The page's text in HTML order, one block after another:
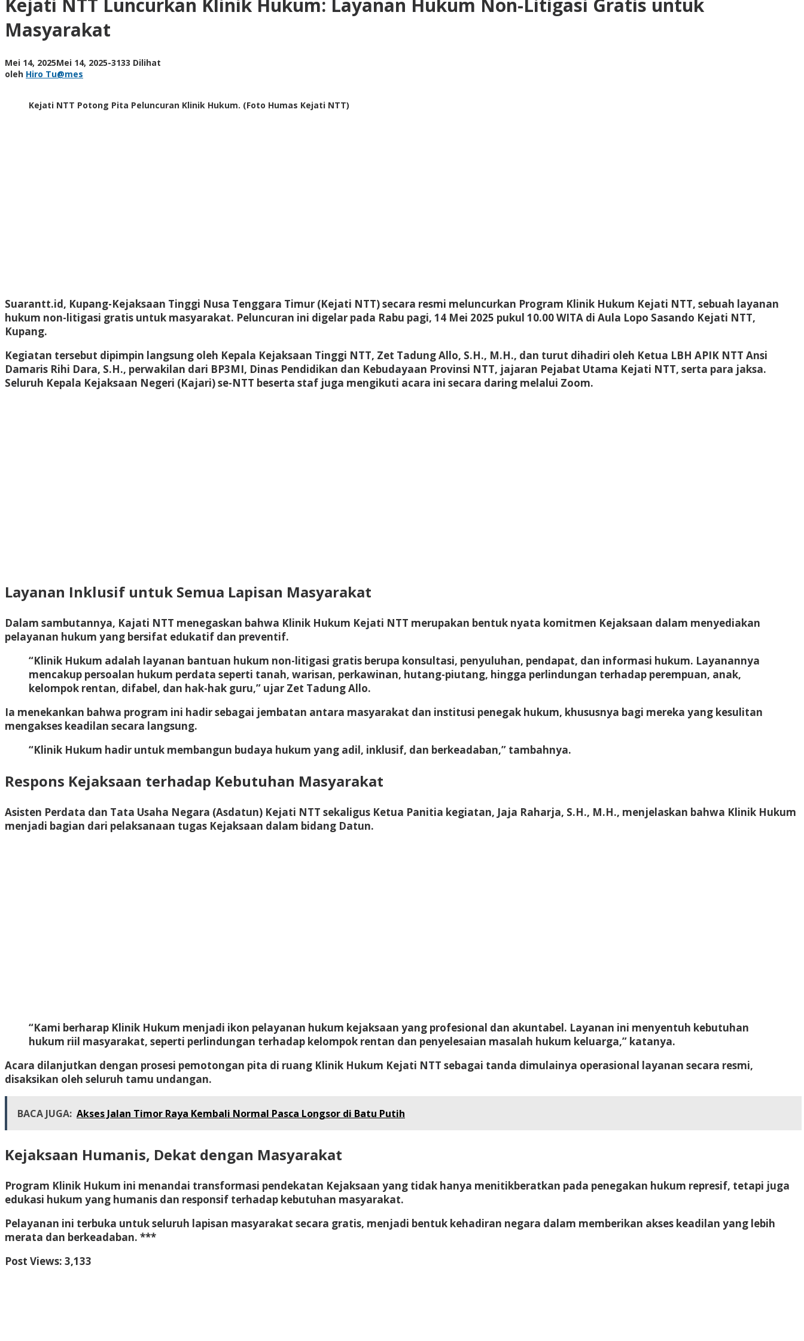
Hukum:
Hukum
Non-
Gratis
Kejati NTT Luncurkan Klinik Hukum: Layanan Hukum Non-Litigasi Gratis untuk
Masyarakat
Mei 14, 2025Mei 14, 2025oleh
-3133 Dilihat
oleh Hiro Tu@mes
Kejati NTT Potong Pita Peluncuran Klinik Hukum. (Foto Humas Kejati NTT)
Suarantt.id, Kupang-Kejaksaan Tinggi Nusa Tenggara Timur (Kejati NTT) secara resmi meluncurkan Program Klinik Hukum Kejati NTT, sebuah layanan
hukum non-litigasi gratis untuk masyarakat. Peluncuran ini digelar pada Rabu pagi, 14 Mei 2025 pukul 10.00 WITA di Aula Lopo Sasando Kejati NTT,
Kupang.
Kegiatan tersebut dipimpin langsung oleh Kepala Kejaksaan Tinggi NTT, Zet Tadung Allo, S.H., M.H., dan turut dihadiri oleh Ketua LBH APIK NTT Ansi
Damaris Rihi Dara, S.H., perwakilan dari BP3MI, Dinas Pendidikan dan Kebudayaan Provinsi NTT, jajaran Pejabat Utama Kejati NTT, serta para jaksa.
Seluruh Kepala Kejaksaan Negeri (Kajari) se-NTT beserta staf juga mengikuti acara ini secara daring melalui Zoom.
Layanan Inklusif untuk Semua Lapisan Masyarakat
Dalam sambutannya, Kajati NTT menegaskan bahwa Klinik Hukum Kejati NTT merupakan bentuk nyata komitmen Kejaksaan dalam menyediakan
pelayanan hukum yang bersifat edukatif dan preventif.
“Klinik Hukum adalah layanan bantuan hukum non-litigasi gratis berupa konsultasi, penyuluhan, pendapat, dan informasi hukum. Layanannya
mencakup persoalan hukum perdata seperti tanah, warisan, perkawinan, hutang-piutang, hingga perlindungan terhadap perempuan, anak,
kelompok rentan, difabel, dan hak-hak guru,” ujar Zet Tadung Allo.
Ia menekankan bahwa program ini hadir sebagai jembatan antara masyarakat dan institusi penegak hukum, khususnya bagi mereka yang kesulitan
mengakses keadilan secara langsung.
“Klinik Hukum hadir untuk membangun budaya hukum yang adil, inklusif, dan berkeadaban,” tambahnya.
Respons Kejaksaan terhadap Kebutuhan Masyarakat
Asisten Perdata dan Tata Usaha Negara (Asdatun) Kejati NTT sekaligus Ketua Panitia kegiatan, Jaja Raharja, S.H., M.H., menjelaskan bahwa Klinik Hukum
menjadi bagian dari pelaksanaan tugas Kejaksaan dalam bidang Datun.
“Kami berharap Klinik Hukum menjadi ikon pelayanan hukum kejaksaan yang profesional dan akuntabel. Layanan ini menyentuh kebutuhan
hukum riil masyarakat, seperti perlindungan terhadap kelompok rentan dan penyelesaian masalah hukum keluarga,” katanya.
Acara dilanjutkan dengan prosesi pemotongan pita di ruang Klinik Hukum Kejati NTT sebagai tanda dimulainya operasional layanan secara resmi,
disaksikan oleh seluruh tamu undangan.
BACA JUGA: Akses Jalan Timor Raya Kembali Normal Pasca Longsor di Batu Putih
Kejaksaan Humanis, Dekat dengan Masyarakat
Program Klinik Hukum ini menandai transformasi pendekatan Kejaksaan yang tidak hanya menitikberatkan pada penegakan hukum represif, tetapi juga
edukasi hukum yang humanis dan responsif terhadap kebutuhan masyarakat.
Pelayanan ini terbuka untukseluruh lapisan masyarakat secara gratis, menjadi bentuk kehadiran negara dalam memberikan akses keadilan yang lebih
merata dan berkeadaban. ***
Post Views: 3,133